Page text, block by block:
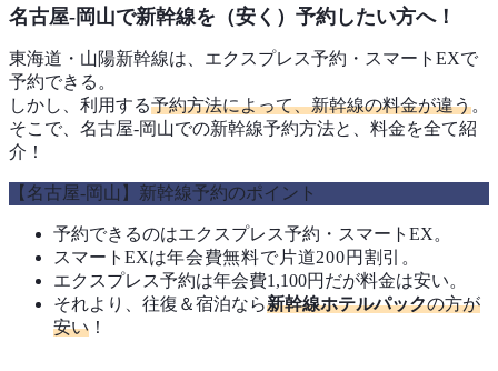
名古屋-岡山で新幹線を（安く）予約したい方へ！
東海道・山陽新幹線は、エクスプレス予約・スマートEXで
予約できる。
しかし、利用する予約方法によって、新幹線の料金が違う。
そこで、名古屋-岡山での新幹線予約方法と、料金を全て紹
介！
【名古屋-岡山】新幹線予約のポイント
予約できるのはエクスプレス予約・スマートEX。
スマートEXは年会費無料で 片道200円割引。
エクスプレス予約は年会費1,100円だが料金は安い。
それより、往復＆宿泊なら新幹線ホテルパックの方が
安い ！